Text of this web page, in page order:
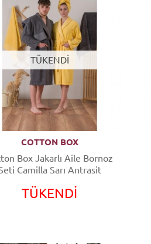
TÜKENDİ
COTTON BOX
Box Jakarlı Aile Bornoz
Camilla Sarı Antrasit
TÜKENDİ